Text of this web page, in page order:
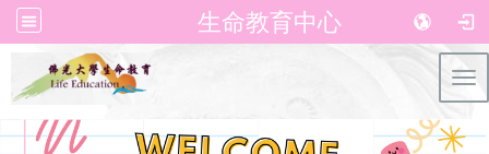
生命教育中心